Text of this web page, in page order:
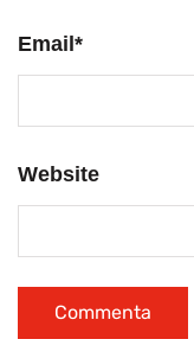
Email *
Website